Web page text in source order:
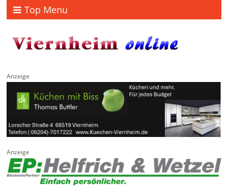
Top Menu
Anzeige
Anzeige